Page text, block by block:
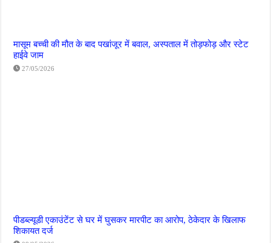
मासूम बच्ची की मौत के बाद पखांजूर में बवाल, अस्पताल में तोड़फोड़ और स्टेट
हाईवे जाम
27/05/2026
पीडब्ल्यूडी एकाउंटेंट से घर में घुसकर मारपीट का आरोप, ठेकेदार के खिलाफ
शिकायत दर्ज